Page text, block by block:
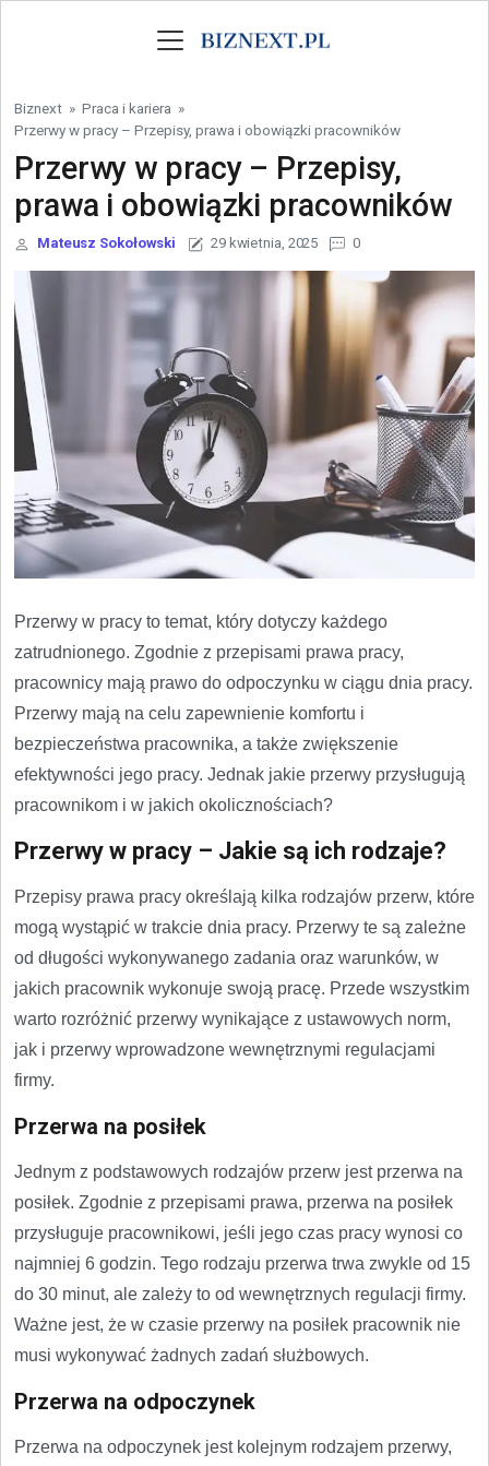
Biznext » Praca i kariera »
Przerwy w pracy – Przepisy, prawa i obowiązki pracowników
Przerwy w pracy – Przepisy,
prawa i obowiązki pracowników
Mateusz Sokołowski 29 kwietnia, 2025 0
Przerwy w pracy to temat, który dotyczy każdego
zatrudnionego. Zgodnie z przepisami prawa pracy,
pracownicy mają prawo do odpoczynku w ciągu dnia pracy.
Przerwy mają na celu zapewnienie komfortu i
bezpieczeństwa pracownika, a także zwiększenie
efektywności jego pracy. Jednak jakie przerwy przysługują
pracownikom i w jakich okolicznościach?
Przerwy w pracy – Jakie są ich rodzaje?
Przepisy prawa pracy określają kilka rodzajów przerw, które
mogą wystąpić w trakcie dnia pracy. Przerwy te są zależne
od długości wykonywanego zadania oraz warunków, w
jakich pracownik wykonuje swoją pracę. Przede wszystkim
warto rozróżnić przerwy wynikające z ustawowych norm,
jak i przerwy wprowadzone wewnętrznymi regulacjami
firmy.
Przerwa na posiłek
Jednym z podstawowych rodzajów przerw jest przerwa na
posiłek. Zgodnie z przepisami prawa, przerwa na posiłek
przysługuje pracownikowi, jeśli jego czas pracy wynosi co
najmniej 6 godzin. Tego rodzaju przerwa trwa zwykle od 15
do 30 minut, ale zależy to od wewnętrznych regulacji firmy.
Ważne jest, że w czasie przerwy na posiłek pracownik nie
musi wykonywać żadnych zadań służbowych.
Przerwa na odpoczynek
Przerwa na odpoczynek jest kolejnym rodzajem przerwy,